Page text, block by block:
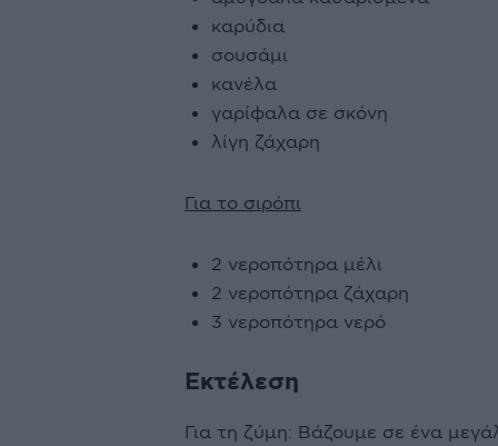
καρύδια
σουσάμι
κανέλα
γαρίφαλα σε σκόνη
λίγη ζάχαρη
Για το σιρόπι
2 νεροπότηρα μέλι
2 νεροπότηρα ζάχαρη
3 νεροπότηρα νερό
Εκτέλεση
Για τη ζύμη: Βάζουμε σε ένα